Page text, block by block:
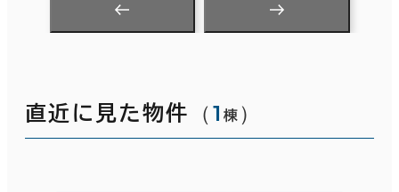
直近に見た物件 （1 棟 ）